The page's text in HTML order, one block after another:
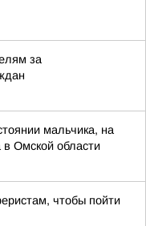
за
мальчика, на
в Омской области
чтобы пойти